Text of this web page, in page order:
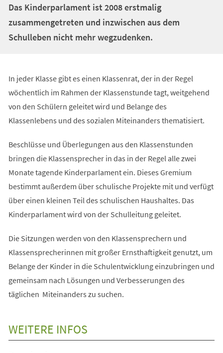
Das Kinderparlament ist 2008 erstmalig
zusammengetreten und inzwischen aus dem
Schulleben nicht mehr wegzudenken.
In jeder Klasse gibt es einen Klassenrat, der in der Regel
wöchentlich im Rahmen der Klassenstunde tagt, weitgehend
von den Schülern geleitet wird und Belange des
Klassenlebens und des sozialen Miteinanders thematisiert.
Beschlüsse und Überlegungen aus den Klassenstunden
bringen die Klassensprecher in das in der Regel alle zwei
Monate tagende Kinderparlament ein. Dieses Gremium
bestimmt außerdem über schulische Projekte mit und verfügt
über einen kleinen Teil des schulischen Haushaltes. Das
Kinderparlament wird von der Schulleitung geleitet.
Die Sitzungen werden von den Klassensprechern und
Klassensprecherinnen mit großer Ernsthaftigkeit genutzt, um
Belange der Kinder in die Schulentwicklung einzubringen und
gemeinsam nach Lösungen und Verbesserungen des
täglichen Miteinanders zu suchen.
WEITERE INFOS